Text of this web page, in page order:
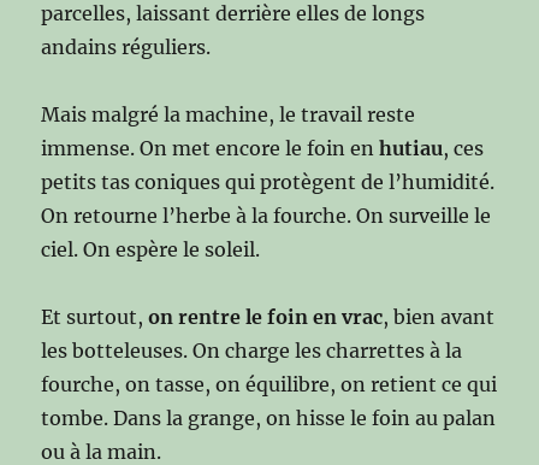
parcelles, laissant derrière elles de longs
andains réguliers.
Mais malgré la machine, le travail reste
immense. On met encore le foin enhutiau, ces
petits tas coniques qui protègent de l’humidité.
On retourne l’herbe à la fourche. On surveille le
ciel. On espère le soleil.
Et surtout,on rentre le foin en vrac, bien avant
les botteleuses. On charge les charrettes à la
fourche, on tasse, on équilibre, on retient ce qui
tombe. Dans la grange, on hisse le foin au palan
ou à la main.